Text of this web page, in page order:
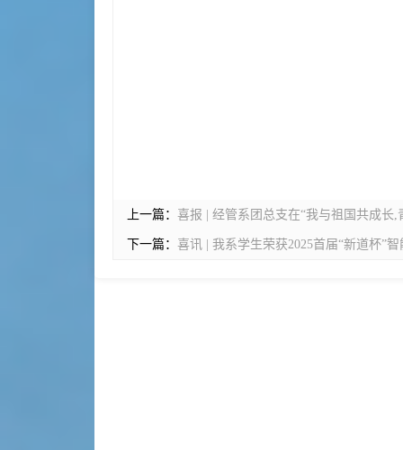
上一篇： 喜报 | 经管系团总支在“我与祖国共成长
下一篇： 喜讯 | 我系学生荣获2025首届“新道杯”